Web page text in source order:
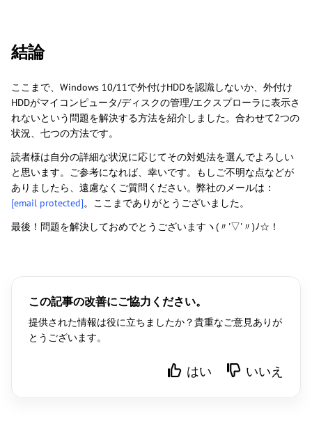
結論
ここまで、Windows 10/11で外付けHDDを認識しないか、外付け
HDDがマイコンピュータ/ディスクの管理/エクスプローラに表示さ
れないという問題を解決する方法を紹介しました。合わせて2つの
状況、七つの方法です。
読者様は自分の詳細な状況に応じてその対処法を選んでよろしい
と思います。ご参考になれば、幸いです。もしご不明な点などが
ありましたら、遠慮なくご質問ください。弊社のメールは：
[email protected]。ここまでありがとうございました。
最後！問題を解決しておめでとうございますヽ(〃'▽'〃)ﾉ☆！
この記事の改善にご協力ください。
提供された情報は役に立ちましたか？貴重なご意見ありが
とうございます。
はい いいえ